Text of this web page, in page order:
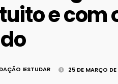
e com
IESTUDAR 25 DE MARÇO